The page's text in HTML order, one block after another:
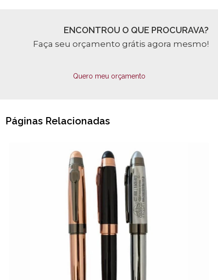
ENCONTROU O QUE PROCURAVA?
Faça seu orçamento grátis agora mesmo!
Quero meu orçamento
Páginas Relacionadas